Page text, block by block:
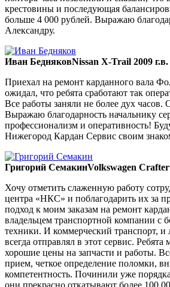
крестовины и последующая
больше 4 000 рублей. Выражаю
Александру.
Иван БедняковNissan X-Trail 2009 г.в.
Приехал на ремонт карданного вала
ожидал, что ребята сработают так
Все работы заняли не более дух часов.
Выражаю благодарность начальнику
профессионализм и оперативность!
Нижегород Кардан Сервис своим
Григорий СемакинVolkswagen Crafter
Хочу отметить слаженную работу
центра «НКС» и поблагодарить их за
подход к моим заказам на ремонт
владельцем транспортной компании с
техники. И коммерческий транспорт,
всегда отправлял в этот сервис.
хорошие цены на запчасти и работы.
прием, четкое определение поломки,
компетентность. Починили уже